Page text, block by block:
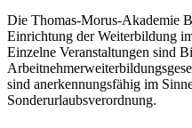
Die Thomas-Morus-Akademie
Einrichtung der Weiterbildung
Einzelne Veranstaltungen sind
sind anerkennungsfähig im
Sonderurlaubsverordnung.